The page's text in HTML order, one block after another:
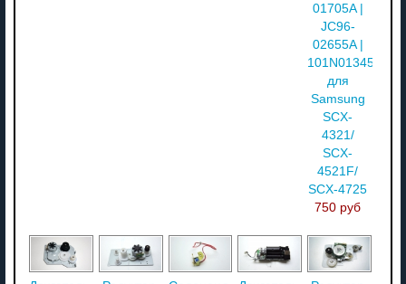
01705A |
JC96-
02655A |
101N01345
для
Samsung
SCX-
4321/
SCX-
4521F/
SCX-4725
750 руб